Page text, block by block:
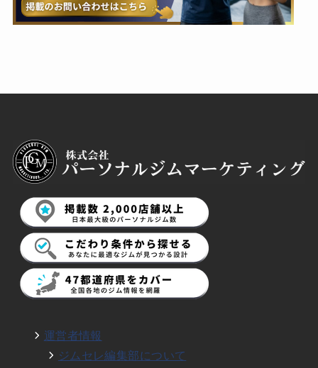
運営者情報
ジムセレ編集部について